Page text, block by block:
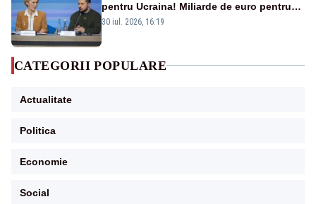
pentru Ucraina! Miliarde de euro pentru
armament și apărare
30 iul. 2026, 16:19
CATEGORII POPULARE
Actualitate
Politica
Economie
Social